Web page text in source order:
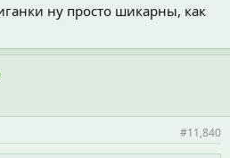
ну просто шикарны, как
#11,840